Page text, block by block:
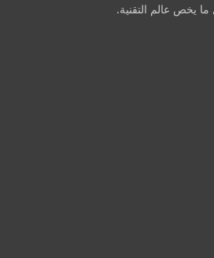
يخص عالم التقنية.